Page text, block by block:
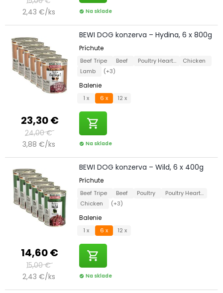
2,43 €/ks
check_circle Na sklade
23,30 €
24,00 €
3,88 €/ks
BEWI DOG konzerva – Hydina, 6 x 800g
Príchute
Beef Tripe Beef Poultry Hearts
Chicken
Lamb
(+3)
Balenie
1 x 6 x 12 x
shopping_cart
check_circle Na sklade
14,60 €
15,00 €
2,43 €/ks
BEWI DOG konzerva – Wild, 6 x 400g
Príchute
Beef Tripe Beef Poultry
Poultry Hearts
Chicken
(+3)
Balenie
1 x 6 x 12 x
shopping_cart
check_circle Na sklade